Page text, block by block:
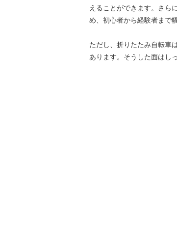
えることができます。さら
め、初心者から経験者まで
ただし、折りたたみ自転車
あります。そうした面はし